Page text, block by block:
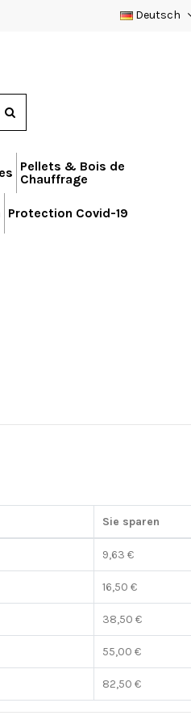
Deutsch
Pellets & Bois de
Chauffrage
Protection Covid-19
Sie sparen
9,63 €
16,50 €
38,50 €
55,00 €
82,50 €